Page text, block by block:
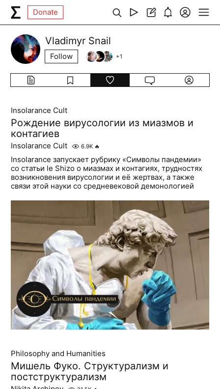
Donate
Vladimyr Snail
Follow +1
Insolarance Cult
Рождение вирусологии из миазмов и
контагиев
Insolarance Cult 6.9K 🔥
Insolarance запускает рубрику «Символы пандемии»
со статьи le Shizo о миазмах и контагиях, трудностях
возникновения вирусологии и её жертвах, а также
связи этой науки со средневековой демонологией
Philosophy and Humanities
Мишель Фуко. Структурализм и
постструктурализм